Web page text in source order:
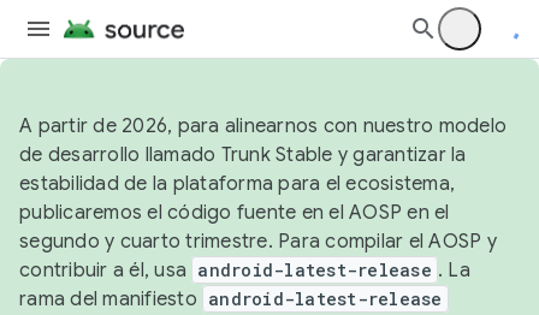
A partir de 2026, para alinearnos con nuestro modelo
de desarrollo llamado Trunk Stable y garantizar la
estabilidad de la plataforma para el ecosistema,
publicaremos el código fuente en el AOSP en el
segundo y cuarto trimestre. Para compilar el AOSP y
contribuir a él, usa android-latest-release . La
rama del manifiesto android-latest-release